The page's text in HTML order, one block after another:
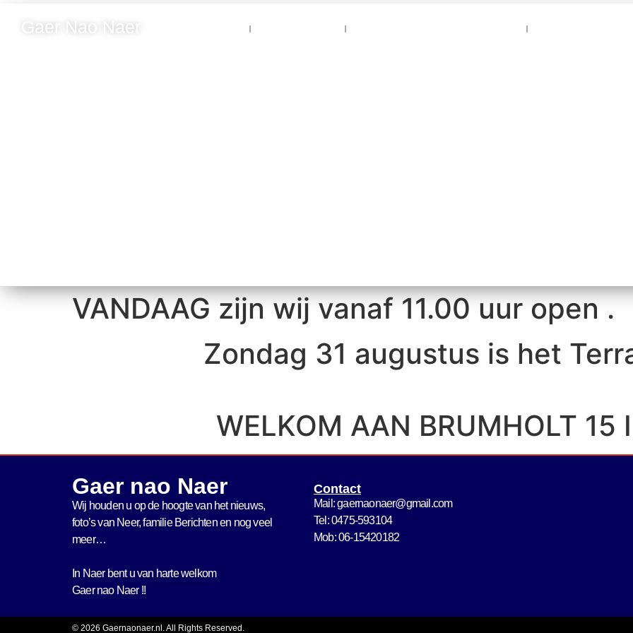
Gaer Nao Naer
VANDAAG zijn wij vanaf 11.00 uur open .
Zondag 31 augustus is het
WELKOM AAN BRUMHOLT 15
Gaer nao Naer
Wij houden u op de hoogte van het nieuws,
foto’s van Neer, familie Berichten en nog veel
meer…
In Naer bent u van harte welkom
Gaer nao Naer !!
Contact
Mail: gaernaonaer@gmail.com
Tel: 0475-593104
Mob: 06-15420182
© 2026 Gaernaonaer.nl. All Rights Reserved.